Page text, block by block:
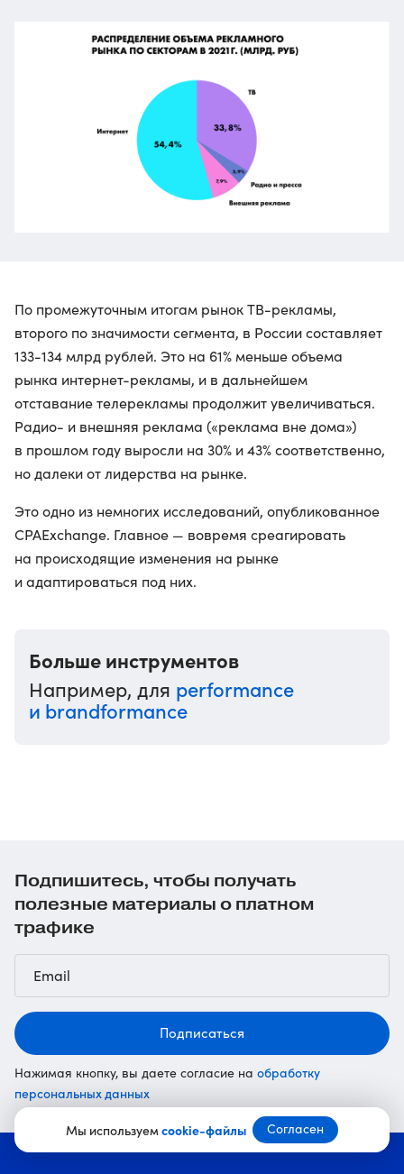
Мы используемcookie-файлы Согласен
По промежуточным итогам рынок ТВ-рекламы,
второго по значимости сегмента, в России составляет
133-134 млрд рублей. Это на 61% меньше объема
рынка интернет-рекламы, и в дальнейшем
отставание телерекламы продолжит увеличиваться.
Радио- и внешняя реклама («реклама вне дома»)
в прошлом году выросли на 30% и 43% соответственно,
но далеки от лидерства на рынке.
Это одно из немногих исследований, опубликованное
CPAExchange. Главное — вовремя среагировать
на происходящие изменения на рынке
и адаптироваться под них.
Больше инструментов
Например, для performance
и brandformance
Подпишитесь, чтобы получать
полезные материалы о платном
трафике
Подписаться
Нажимая кнопку, вы даете согласие на обработку
персональных данных